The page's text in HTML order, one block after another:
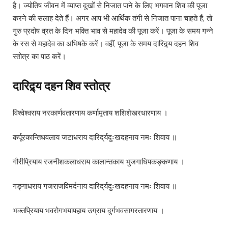
है। ज्योतिष जीवन में व्याप्त दुखों से निजात पाने के लिए भगवान शिव की पूजा
करने की सलाह देते हैं। अगर आप भी आर्थिक तंगी से निजात पाना चाहते हैं, तो
गुरु प्रदोष व्रत के दिन भक्ति भाव से महादेव की पूजा करें। पूजा के समय गन्ने
के रस से महादेव का अभिषके करें। वहीं, पूजा के समय दारिद्र्य दहन शिव
स्तोत्र का पाठ करें।
दारिद्र्य दहन शिव स्तोत्र
विश्वेश्वराय नरकार्णवतारणाय कर्णामृताय शशिशेखरधारणाय ।
कर्पूरकान्तिधवलाय जटाधराय दारिद्‌र्यदुःखदहनाय नमः शिवाय ॥
गौरीप्रियाय रजनीशकलाधराय कालान्तकाय भुजगाधिपकङ्कणाय ।
गङ्गाधराय गजराजविमर्दनाय दारिद्‌र्यदुःखदहनाय नमः शिवाय ॥
भक्तप्रियाय भवरोगभयापहाय उग्राय दुर्गभवसागरतारणाय ।